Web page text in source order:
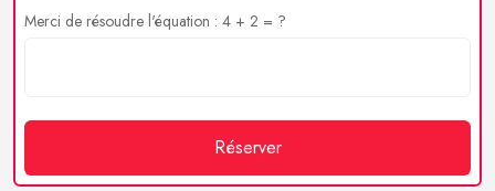
Merci de résoudre l'équation : 4 + 2 = ?
Réserver